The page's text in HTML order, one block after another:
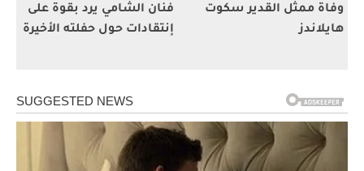
وفاة ممثل القدير سكوت
هايلاندز
فنان الشامي يرد بقوة على
إنتقادات حول حفلته الأخيرة